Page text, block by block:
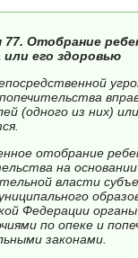
Отобрание
или его здоровью
(одного из них)
отобрание
на
власти
Федерации
по опеке и
законами.